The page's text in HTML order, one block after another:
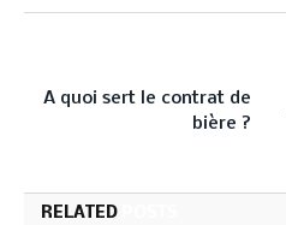
A quoi sert le contrat de
bière ?
RELATED